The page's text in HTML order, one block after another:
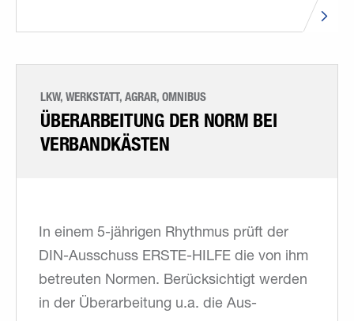
LKW, WERKSTATT, AGRAR, OMNIBUS
ÜBERARBEITUNG DER NORM BEI
VERBANDKÄSTEN
In einem 5-jährigen Rhythmus prüft der
DIN-Ausschuss ERSTE-HILFE die von ihm
betreuten Normen. Berücksichtigt werden
in der Überarbeitung u.a. die Aus­